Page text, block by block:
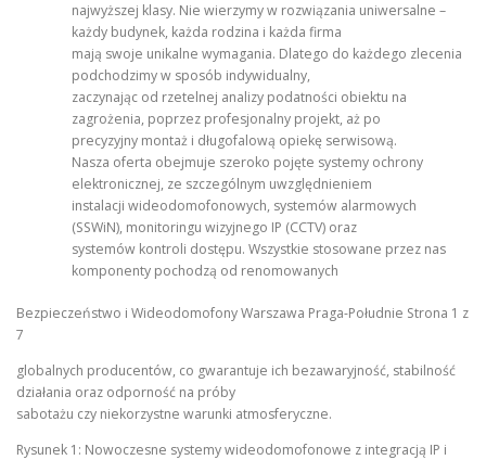
najwyższej klasy. Nie wierzymy w rozwiązania uniwersalne –
każdy budynek, każda rodzina i każda firma
mają swoje unikalne wymagania. Dlatego do każdego zlecenia
podchodzimy w sposób indywidualny,
zaczynając od rzetelnej analizy podatności obiektu na
zagrożenia, poprzez profesjonalny projekt, aż po
precyzyjny montaż i długofalową opiekę serwisową.
Nasza oferta obejmuje szeroko pojęte systemy ochrony
elektronicznej, ze szczególnym uwzględnieniem
instalacji wideodomofonowych, systemów alarmowych
(SSWiN), monitoringu wizyjnego IP (CCTV) oraz
systemów kontroli dostępu. Wszystkie stosowane przez nas
komponenty pochodzą od renomowanych
Bezpieczeństwo i Wideodomofony Warszawa Praga-Południe Strona 1 z
7
globalnych producentów, co gwarantuje ich bezawaryjność, stabilność
działania oraz odporność na próby
sabotażu czy niekorzystne warunki atmosferyczne.
Rysunek 1: Nowoczesne systemy wideodomofonowe z integracją IP i